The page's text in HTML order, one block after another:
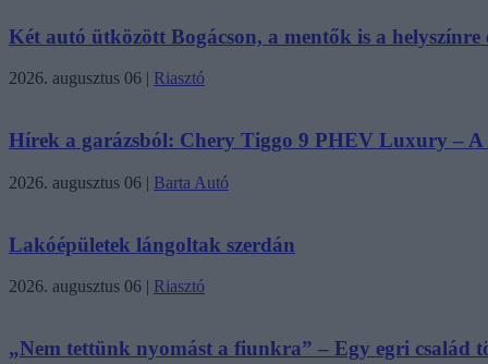
Két autó ütközött Bogácson, a mentők is a helyszínre
2026. augusztus 06 | Riasztó
Hírek a garázsból: Chery Tiggo 9 PHEV Luxury –
2026. augusztus 06 | Barta Autó
Lakóépületek lángoltak szerdán
2026. augusztus 06 | Riasztó
„Nem tettünk nyomást a fiunkra” – Egy egri család